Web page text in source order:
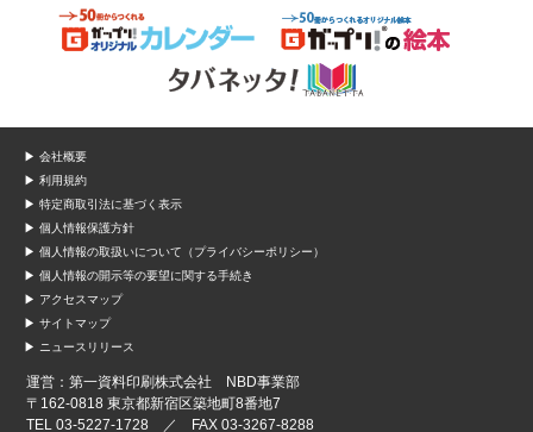
▶ 会社概要
▶ 利用規約
▶ 特定商取引法に基づく表示
▶ 個人情報保護方針
▶ 個人情報の取扱いについて（プライバシーポリシー）
▶ 個人情報の開示等の要望に関する手続き
▶ アクセスマップ
▶ サイトマップ
▶ ニュースリリース
運営：第一資料印刷株式会社 NBD事業部
〒162-0818 東京都新宿区築地町8番地7
TEL 03-5227-1728 ／ FAX 03-3267-8288